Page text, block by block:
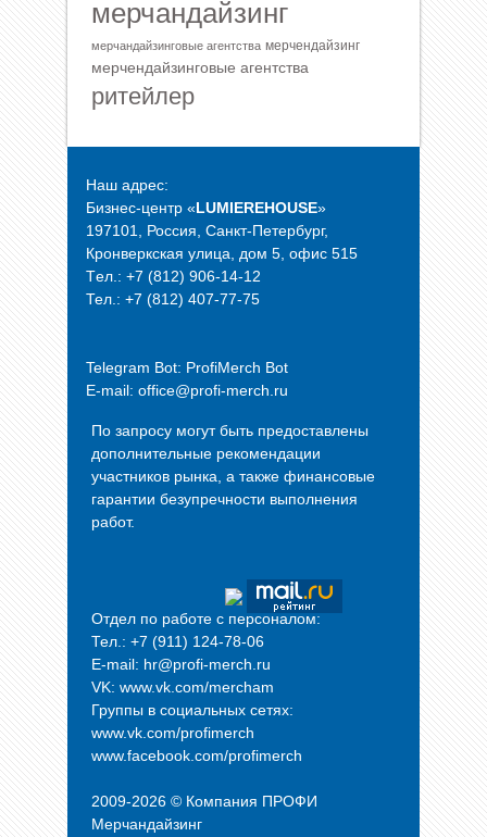
мерчандайзинг
мерчандайзинговые агентства мерчендайзинг
мерчендайзинговые агентства
ритейлер
Наш адрес:
Бизнес-центр «LUMIEREHOUSE»
197101, Россия, Санкт-Петербург,
Кронверкская улица, дом 5, офис 515
Tел.: +7 (812) 906-14-12
Тел.: +7 (812) 407-77-75
Telegram Bot: ProfiMerch Bot
E-mail: office@profi-merch.ru
По запросу могут быть предоставлены
дополнительные рекомендации
участников рынка, а также финансовые
гарантии безупречности выполнения
работ.
Отдел по работе с персоналом:
Тел.: +7 (911) 124-78-06
E-mail: hr@profi-merch.ru
VK: www.vk.com/mercham
Группы в социальных сетях:
www.vk.com/profimerch
www.facebook.com/profimerch
2009-2026 © Компания ПРОФИ
Мерчандайзинг